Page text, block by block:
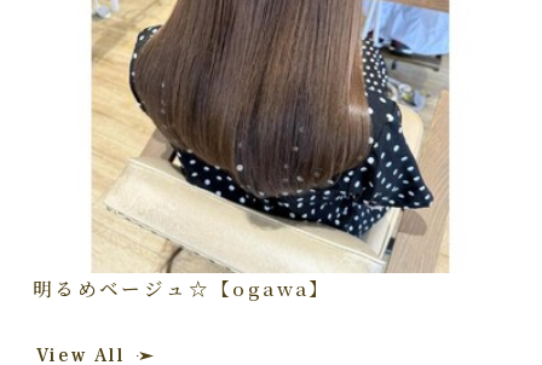
明るめベージュ☆【ogawa】
View All